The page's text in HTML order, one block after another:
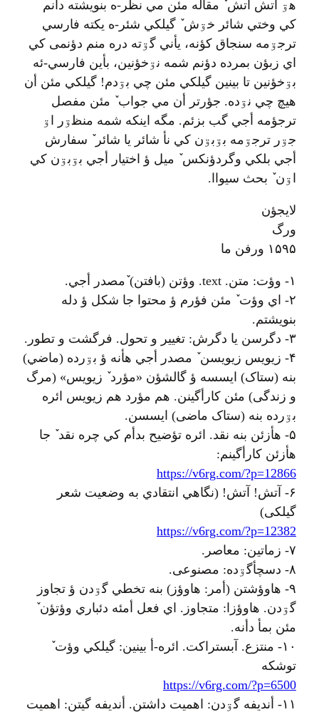
هۊ آتش آتش ٚ مقاله مئن مي نظر-ه بنویشته دأنم
کي وختي شائر خۊش ٚ گيلکي شئر-ه یکته فارسي
ترجۊمه سنجاق کؤنه، یأني گۊته دره منم دؤنمی کي
اي زبؤن بمرده دؤنم شمه نۊخؤنین، بأین فارسي-ئه
بۊخؤنین تا بینین گیلکي مئن چي بۊدم! گيلکي مئن أن
هیچ چي نۊده. جؤرتر أن مي جواب ٚ مئن مفصل
ترجؤمه أجي گب بزئم. مگه اينکه شمه منظۊر اۊ
جۊر ترجۊمه بۊبۊن کي نأ شائر يا شائر ٚ سفارش
أجي بلکي وگردؤنکس ٚ ميل ؤ اختيار أجي بۊبۊن کي
اۊن ٚ بحث سيواا.
لايجؤن
ورگ
۱۵۹۵ ورفن ما
۱- وؤت: متن. text. وؤتن (بافتن) ٚمصدر أجي.
۲- اي وؤت ٚ مئن فؤرم ؤ محتوا جا شکل ؤ دله
بنويشتم.
۳- دگرسن يا دگرش: تغيير و تحول. فرگشت و تطور.
۴- زيويس زيويسن ٚ مصدر أجي هأنه ؤ بۊرده (ماضي)
بنه (ستاک) ايسسه ؤ گالشؤن «مؤرد ٚ زيويس» (مرگ
و زندگی) مئن کارأگينن. هم مؤرد هم زيويس ائره
بۊرده بنه (ستاک ماضی) ايسسن.
۵- هأزئن بنه نقد. ائره تؤضيح بدأم کي چره نقد ٚ جا
هأزئن کارأگينم:
https://v6rg.com/?p=12866
۶- آتش! آتش! (نگاهي انتقادي به وضعیت شعر
گیلکی)
https://v6rg.com/?p=12382
۷- زماتين: معاصر.
۸- دسچأگۊده: مصنوعی.
۹- هاوؤشتن (أمر: هاوؤز) بنه تخطي گۊدن ؤ تجاوز
گۊدن. هاوؤزا: متجاوز. اي فعل أمئه دئباري وؤتؤن ٚ
مئن بمأ دأنه.
۱۰- منتزع. آبستراکت. ائره-أ بينين: گيلکي وؤت ٚ
توشکه
https://v6rg.com/?p=6500
۱۱- أنديفه گۊدن: اهميت داشتن. أنديفه گيتن: اهميت